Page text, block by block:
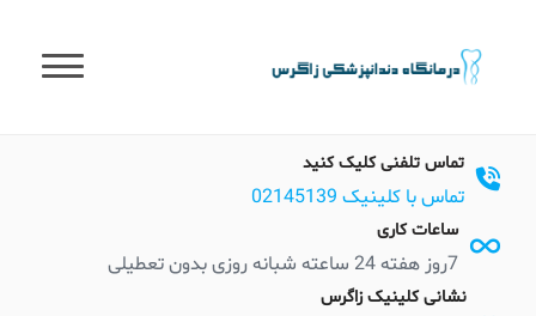
content
تماس تلفنی کلیک کنید
تماس با کلینیک 02145139
ساعات کاری
7روز هفته 24 ساعته شبانه روزی بدون تعطیلی
نشانی کلینیک زاگرس